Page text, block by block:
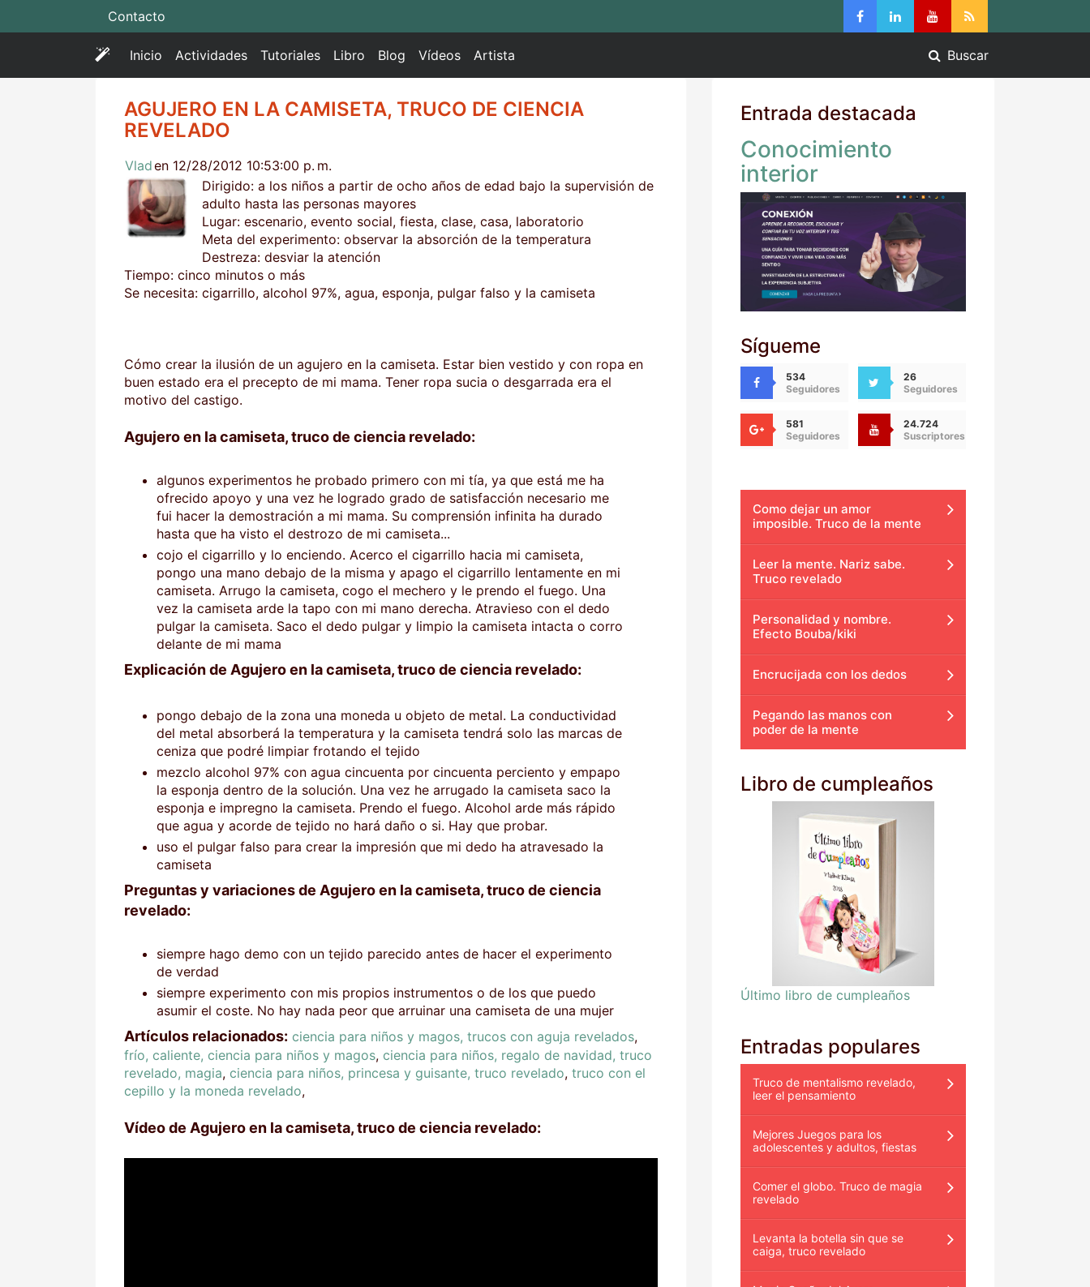
Contacto
Inicio Actividades(
c
r
n
t
)
Tutoriales Libro Blog Vídeos Artista Buscar
AGUJERO EN LA CAMISETA, TRUCO DE CIENCIA
REVELADO
Vladen 12/28/2012 10:53:00 p. m.
Dirigido: a los niños a partir de ocho años de edad bajo la supervisión de
adulto hasta las personas mayores
Lugar: escenario, evento social, fiesta, clase, casa, laboratorio
Meta del experimento: observar la absorción de la temperatura
Destreza: desviar la atención
Tiempo: cinco minutos o más
Se necesita: cigarrillo, alcohol 97%, agua, esponja, pulgar falso y la camiseta
Cómo crear la ilusión de un agujero en la camiseta. Estar bien vestido y con ropa en
buen estado era el precepto de mi mama. Tener ropa sucia o desgarrada era el
motivo del castigo.
Agujero en la camiseta, truco de ciencia revelado:
algunos experimentos he probado primero con mi tía, ya que está me ha
ofrecido apoyo y una vez he logrado grado de satisfacción necesario me
fui hacer la demostración a mi mama. Su comprensión infinita ha durado
hasta que ha visto el destrozo de mi camiseta...
cojo el cigarrillo y lo enciendo. Acerco el cigarrillo hacia mi camiseta,
pongo una mano debajo de la misma y apago el cigarrillo lentamente en mi
camiseta. Arrugo la camiseta, cogo el mechero y le prendo el fuego. Una
vez la camiseta arde la tapo con mi mano derecha. Atravieso con el dedo
pulgar la camiseta. Saco el dedo pulgar y limpio la camiseta intacta o corro
delante de mi mama
Explicación de Agujero en la camiseta, truco de ciencia revelado:
pongo debajo de la zona una moneda u objeto de metal. La conductividad
del metal absorberá la temperatura y la camiseta tendrá solo las marcas de
ceniza que podré limpiar frotando el tejido
mezclo alcohol 97% con agua cincuenta por cincuenta perciento y empapo
la esponja dentro de la solución. Una vez he arrugado la camiseta saco la
esponja e impregno la camiseta. Prendo el fuego. Alcohol arde más rápido
que agua y acorde de tejido no hará daño o si. Hay que probar.
uso el pulgar falso para crear la impresión que mi dedo ha atravesado la
camiseta
Preguntas y variaciones de Agujero en la camiseta, truco de ciencia
revelado:
siempre hago demo con un tejido parecido antes de hacer el experimento
de verdad
siempre experimento con mis propios instrumentos o de los que puedo
asumir el coste. No hay nada peor que arruinar una camiseta de una mujer
Artículos relacionados: ciencia para niños y magos, trucos con aguja revelados,
frío, caliente, ciencia para niños y magos, ciencia para niños, regalo de navidad, truco
revelado, magia, ciencia para niños, princesa y guisante, truco revelado, truco con el
cepillo y la moneda revelado,
Vídeo de Agujero en la camiseta, truco de ciencia revelado:
Entrada destacada
Conocimiento
interior
Sígueme
534
Seguidores
26
Seguidores
581
Seguidores
24.724
Suscriptores
Como dejar un amor
imposible. Truco de la mente
Leer la mente. Nariz sabe.
Truco revelado
Personalidad y nombre.
Efecto Bouba/kiki
Encrucijada con los dedos
Pegando las manos con
poder de la mente
Libro de cumpleaños
Último libro de cumpleaños
Entradas populares
Truco de mentalismo revelado,
leer el pensamiento
Mejores Juegos para los
adolescentes y adultos, fiestas
Comer el globo. Truco de magia
revelado
Levanta la botella sin que se
caiga, truco revelado